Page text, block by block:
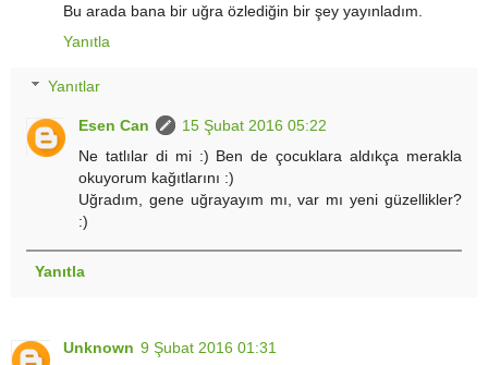
Bu arada bana bir uğra özlediğin bir şey yayınladım.
Yanıtla
Yanıtlar
Esen Can
15 Şubat 2016 05:22
Ne tatlılar di mi :) Ben de çocuklara aldıkça merakla
okuyorum kağıtlarını :)
Uğradım, gene uğrayayım mı, var mı yeni güzellikler?
:)
Yanıtla
Unknown 9 Şubat 2016 01:31